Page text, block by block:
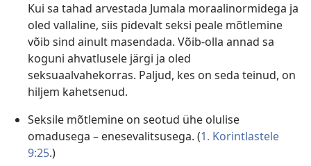
Kui sa tahad arvestada Jumala moraalinormidega ja
oled vallaline, siis pidevalt seksi peale mõtlemine
võib sind ainult masendada. Võib-olla annad sa
koguni ahvatlusele järgi ja oled
seksuaalvahekorras. Paljud, kes on seda teinud, on
hiljem kahetsenud.
Seksile mõtlemine on seotud ühe olulise
omadusega – enesevalitsusega. (1. Korintlastele
9:25.)